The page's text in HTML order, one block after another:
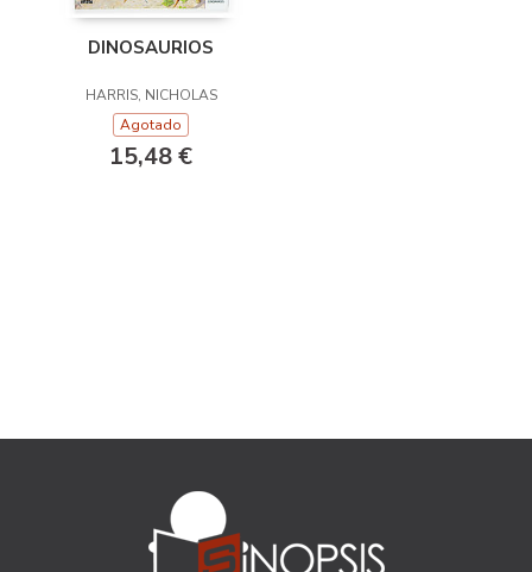
DINOSAURIOS
HARRIS, NICHOLAS
Agotado
15,48 €